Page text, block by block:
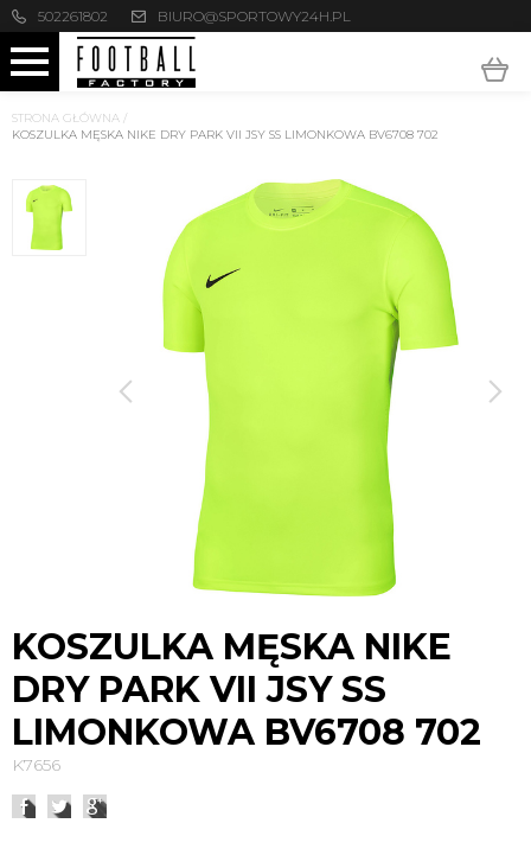
502261802 BIURO@SPORTOWY24H.PL
STRONA GŁÓWNA /
KOSZULKA MĘSKA NIKE DRY PARK VII JSY SS LIMONKOWA BV6708 702
KOSZULKA MĘSKA NIKE
DRY PARK VII JSY SS
LIMONKOWA BV6708 702
K7656